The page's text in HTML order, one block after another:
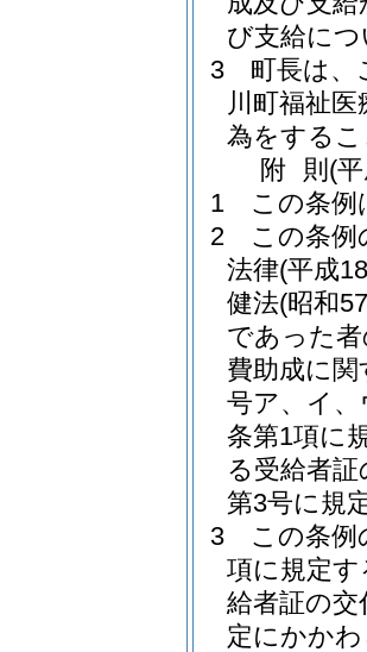
び支給に
3
町長は、
川町福祉
為をする
附 則 (
1
この条例
2
この条例
法律(平成
健法(昭和
であった
費助成に
号ア、イ
条第1項に
る受給者
第3号に規
3
この条例
項に規定
給者証の
定にかか